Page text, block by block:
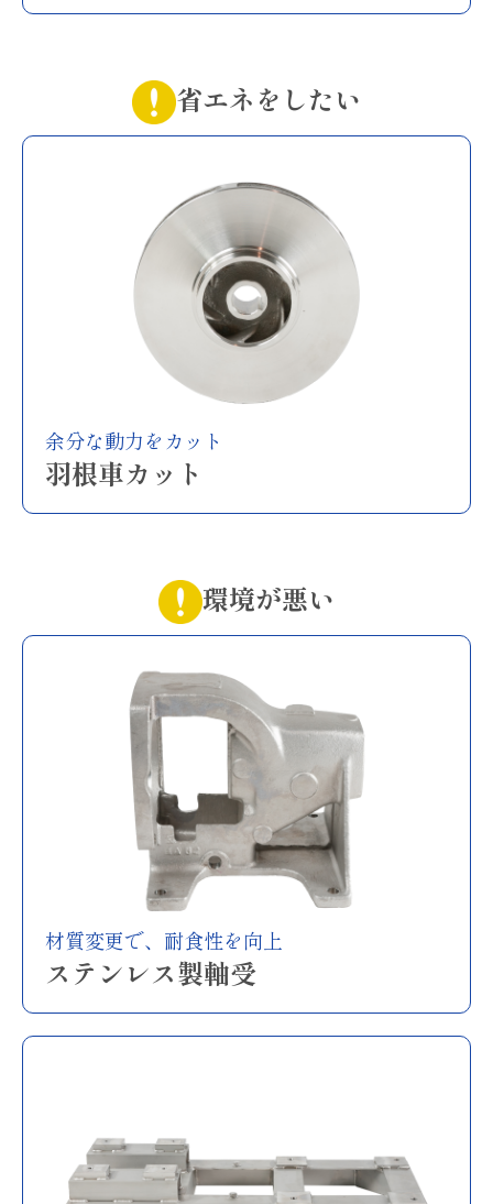
省エネをしたい
余分な動力をカット
羽根車カット
環境が悪い
材質変更で、耐食性を向上
ステンレス製軸受